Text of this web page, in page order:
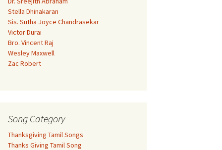
Stella Dhinakaran
Sis. Sutha Joyce Chandrasekar
Victor Durai
Bro. Vincent Raj
Wesley Maxwell
Zac Robert
Song Category
Thanksgiving Tamil Songs
Thanks Giving Tamil Song